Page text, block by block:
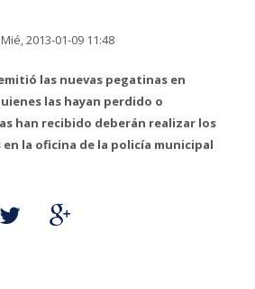
2013-01-09 11:48
las nuevas pegatinas en
las hayan perdido o
han recibido deberán realizar los
la oficina de la policía municipal